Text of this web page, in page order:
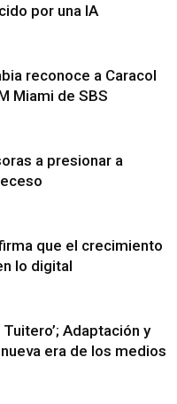
por una IA
reconoce a Caracol
Miami de SBS
a presionar a
que el crecimiento
lo digital
Tuitero’; Adaptación y
era de los medios